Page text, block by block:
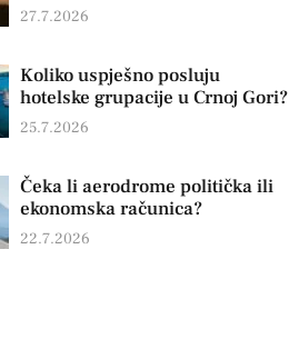
27.7.2026
Koliko uspješno posluju
hotelske grupacije u Crnoj Gori?
25.7.2026
Čeka li aerodrome politička ili
ekonomska računica?
22.7.2026